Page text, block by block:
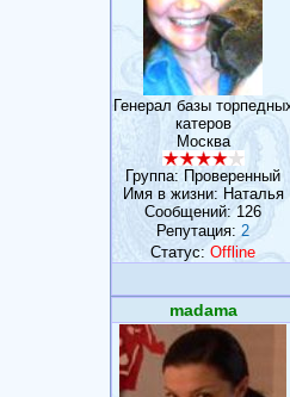
Генерал базы
катеров
Москва
Группа: Проверенный
Имя в жизни: Наталья
Сообщений:126
Репутация:2
Статус:Offline
madama